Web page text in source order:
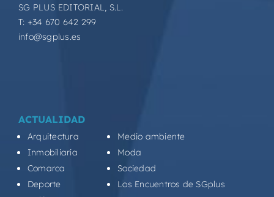
SG PLUS EDITORIAL, S.L.
T: +34 670 642 299
info@sgplus.es
ACTUALIDAD
Arquitectura
Inmobiliaria
Comarca
Deporte
Medio ambiente
Moda
Sociedad
Los Encuentros de SGplus